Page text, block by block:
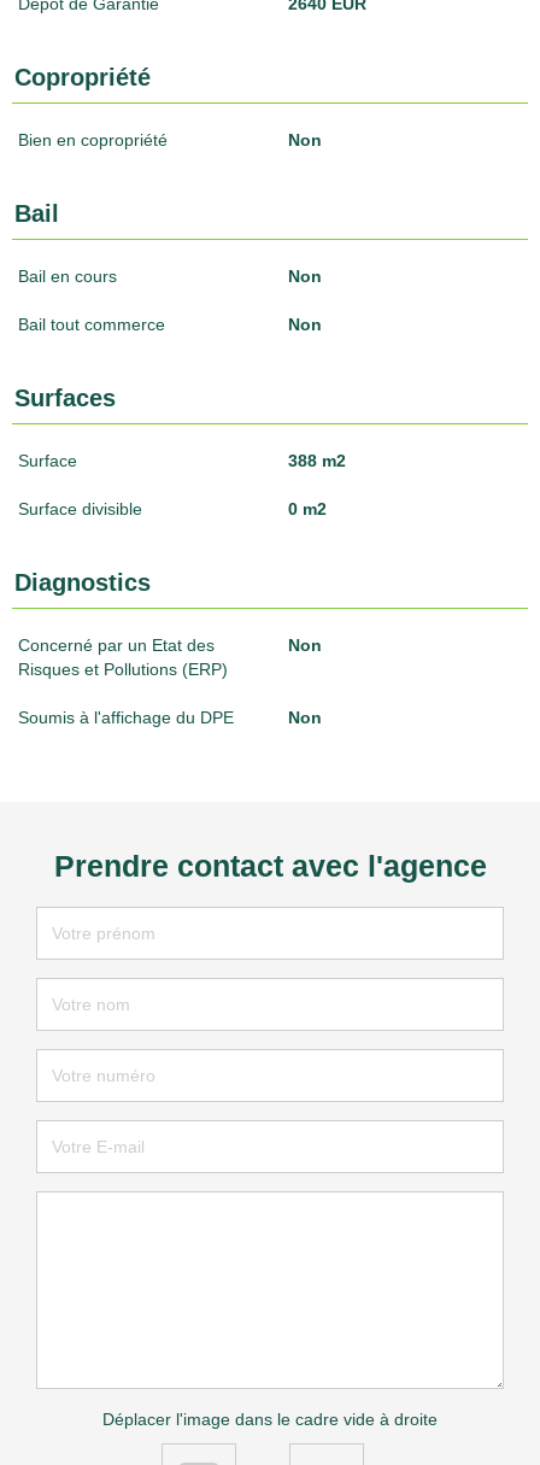
Copropriété
Bien en copropriété Non
Bail
Bail en cours Non
Bail tout commerce Non
Surfaces
Surface 388 m2
Surface divisible 0 m2
Diagnostics
Concerné par un Etat des
Risques et Pollutions (ERP)
Non
Soumis à l'affichage du DPE Non
Prendre contact avec l'agence
Déplacer l'image dans le cadre vide à droite